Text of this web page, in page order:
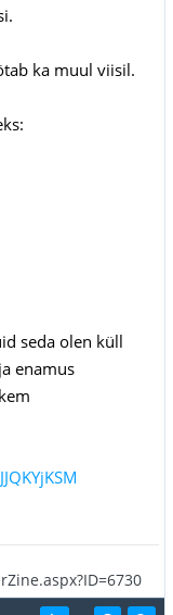
ka muul viisil.
seda olen küll
enamus